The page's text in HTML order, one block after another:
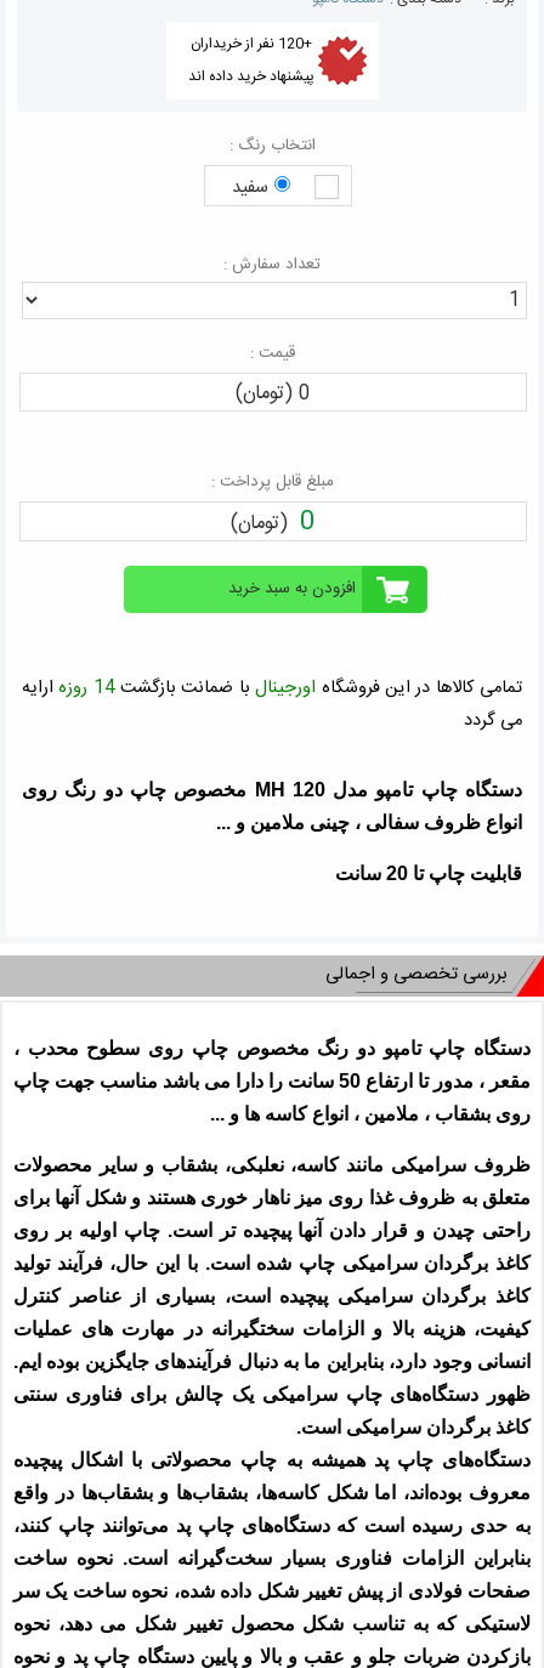
+120 نفر از خریداران
پیشنهاد خرید داده اند
انتخاب رنگ :
سفید
تعداد سفارش :
قیمت :
0 (تومان)
مبلغ قابل پرداخت :
0 (تومان)
تمامی کالاها در این فروشگاه اورجینالبا ضمانت بازگشت14 روزه
ارايه
می گردد
دستگاه چاپ تامپو مدل MH 120 مخصوص چاپ دو رنگ روی
انواع ظروف سفالی ، چینی ملامین و ...
قابلیت چاپ تا 20 سانت
بررسی تخصصی و اجمالی
دستگاه چاپ تامپو دو رنگ مخصوص چاپ روی سطوح محدب ،
مقعر ، مدور تا ارتفاع 50 سانت را دارا می باشد مناسب جهت چاپ
روی بشقاب ، ملامین ، انواع کاسه ها و ...
ظروف سرامیکی مانند کاسه، نعلبکی، بشقاب و سایر محصولات
متعلق به ظروف غذا روی میز ناهار خوری هستند و شکل آنها برای
راحتی چیدن و قرار دادن آنها پیچیده تر است. چاپ اولیه بر روی
کاغذ برگردان سرامیکی چاپ شده است. با این حال، فرآیند تولید
کاغذ برگردان سرامیکی پیچیده است، بسیاری از عناصر کنترل
کیفیت، هزینه بالا و الزامات سختگیرانه در مهارت های عملیات
انسانی وجود دارد، بنابراین ما به دنبال فرآیندهای جایگزین بوده ایم.
ظهور دستگاه‌های چاپ سرامیکی یک چالش برای فناوری سنتی
کاغذ برگردان سرامیکی است.
دستگاه‌های چاپ پد همیشه به چاپ محصولاتی با اشکال پیچیده
معروف بوده‌اند، اما شکل کاسه‌ها، بشقاب‌ها و بشقاب‌ها در واقع
به حدی رسیده است که دستگاه‌های چاپ پد می‌توانند چاپ کنند،
بنابراین الزامات فناوری بسیار سخت‌گیرانه است. نحوه ساخت
صفحات فولادی از پیش تغییر شکل داده شده، نحوه ساخت یک سر
لاستیکی که به تناسب شکل محصول تغییر شکل می دهد، نحوه
بازکردن ضربات جلو و عقب و بالا و پایین دستگاه چاپ پد و نحوه